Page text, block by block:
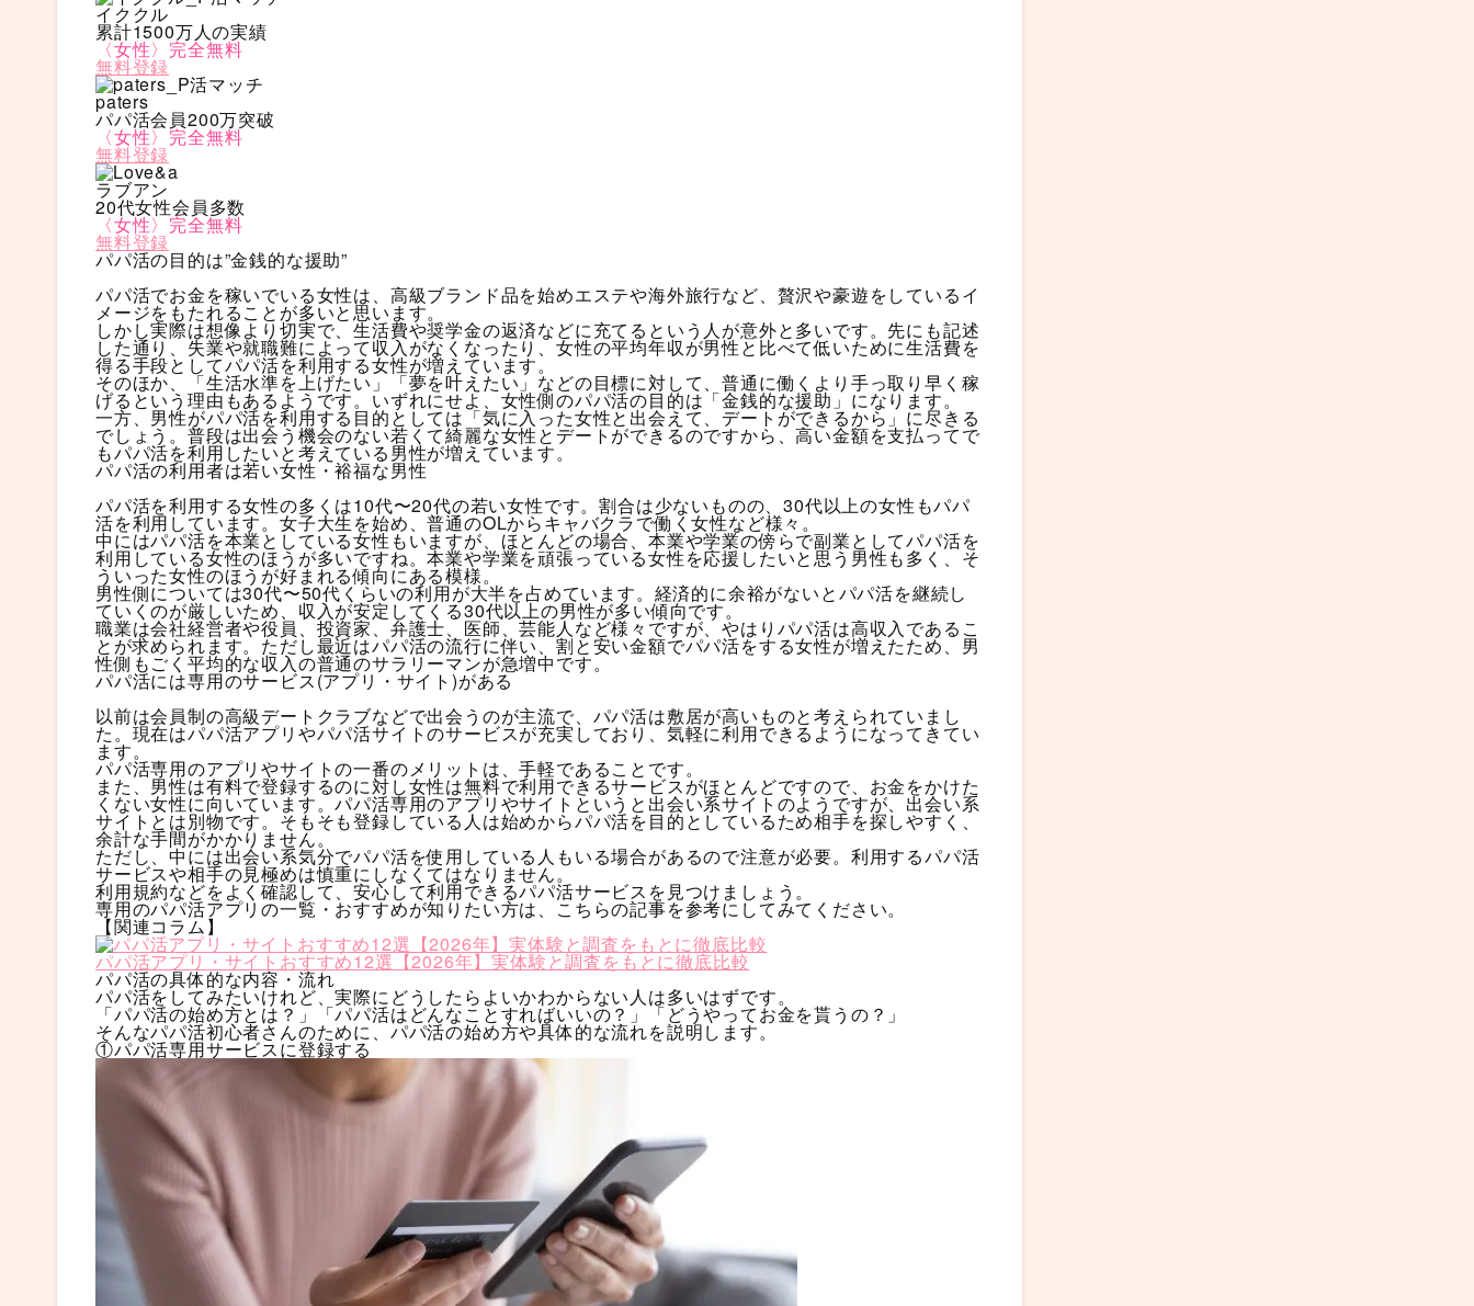
イククル
累計1500万人の実績
〈女性〉完全無料
無料登録
paters
パパ活会員200万突破
〈女性〉完全無料
無料登録
ラブアン
20代女性会員多数
〈女性〉完全無料
無料登録
パパ活の目的は”金銭的な援助”
パパ活でお金を稼いでいる女性は、高級ブランド品を始めエステや海外旅行など、贅沢や豪遊をしているイ
メージをもたれることが多いと思います。
しかし実際は想像より切実で、生活費や奨学金の返済などに充てるという人が意外と多いです。先にも記述
した通り、失業や就職難によって収入がなくなったり、女性の平均年収が男性と比べて低いために生活費を
得る手段としてパパ活を利用する女性が増えています。
そのほか、「生活水準を上げたい」「夢を叶えたい」などの目標に対して、普通に働くより手っ取り早く稼
げるという理由もあるようです。いずれにせよ、女性側のパパ活の目的は「金銭的な援助」になります。
一方、男性がパパ活を利用する目的としては「気に入った女性と出会えて、デートができるから」に尽きる
でしょう。普段は出会う機会のない若くて綺麗な女性とデートができるのですから、高い金額を支払ってで
もパパ活を利用したいと考えている男性が増えています。
パパ活の利用者は若い女性・裕福な男性
パパ活を利用する女性の多くは10代〜20代の若い女性です。割合は少ないものの、30代以上の女性もパパ
活を利用しています。女子大生を始め、普通のOLからキャバクラで働く女性など様々。
中にはパパ活を本業としている女性もいますが、ほとんどの場合、本業や学業の傍らで副業としてパパ活を
利用している女性のほうが多いですね。本業や学業を頑張っている女性を応援したいと思う男性も多く、そ
ういった女性のほうが好まれる傾向にある模様。
男性側については30代〜50代くらいの利用が大半を占めています。経済的に余裕がないとパパ活を継続し
ていくのが厳しいため、収入が安定してくる30代以上の男性が多い傾向です。
職業は会社経営者や役員、投資家、弁護士、医師、芸能人など様々ですが、やはりパパ活は高収入であるこ
とが求められます。ただし最近はパパ活の流行に伴い、割と安い金額でパパ活をする女性が増えたため、男
性側もごく平均的な収入の普通のサラリーマンが急増中です。
パパ活には専用のサービス(アプリ・サイト)がある
以前は会員制の高級デートクラブなどで出会うのが主流で、パパ活は敷居が高いものと考えられていまし
た。現在はパパ活アプリやパパ活サイトのサービスが充実しており、気軽に利用できるようになってきてい
ます。
パパ活専用のアプリやサイトの一番のメリットは、手軽であることです。
また、男性は有料で登録するのに対し女性は無料で利用できるサービスがほとんどですので、お金をかけた
くない女性に向いています。パパ活専用のアプリやサイトというと出会い系サイトのようですが、出会い系
サイトとは別物です。そもそも登録している人は始めからパパ活を目的としているため相手を探しやすく、
余計な手間がかかりません。
ただし、中には出会い系気分でパパ活を使用している人もいる場合があるので注意が必要。利用するパパ活
サービスや相手の見極めは慎重にしなくてはなりません。
利用規約などをよく確認して、安心して利用できるパパ活サービスを見つけましょう。
専用のパパ活アプリの一覧・おすすめが知りたい方は、こちらの記事を参考にしてみてください。
【関連コラム】
パパ活アプリ・サイトおすすめ12選【2026年】実体験と調査をもとに徹底比較
パパ活の具体的な内容・流れ
パパ活をしてみたいけれど、実際にどうしたらよいかわからない人は多いはずです。
「パパ活の始め方とは？」「パパ活はどんなことすればいいの？」「どうやってお金を貰うの？」
そんなパパ活初心者さんのために、パパ活の始め方や具体的な流れを説明します。
①パパ活専用サービスに登録する